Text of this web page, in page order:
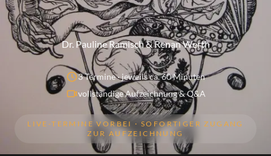
Dr. Pauline Ramisch & Renan Werth
3 Termine · jeweils ca. 60 Minuten
vollständige Aufzeichnung & Q&A
LIVE-TERMINE VORBEI · SOFORTIGER ZUGANG
ZUR AUFZEICHNUNG